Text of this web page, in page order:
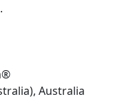
Australia